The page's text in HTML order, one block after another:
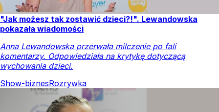
"Jak możesz tak zostawić dzieci?!". Lewandowska
pokazała wiadomości
Anna Lewandowska przerwała milczenie po fali
komentarzy. Odpowiedziała na krytykę dotyczącą
wychowania dzieci.
Show-biznesRozrywka